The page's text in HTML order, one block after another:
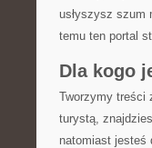
usłyszysz szum
temu ten portal
Dla kogo
Tworzymy treści
turystą,
natomiast jesteś